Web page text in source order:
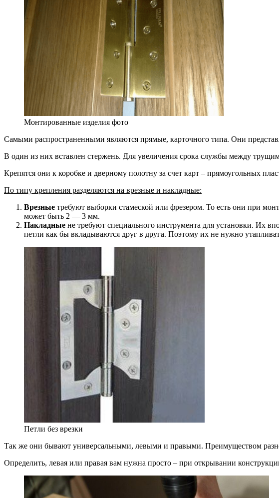
Монтированные изделия фото
Самыми распространенными являются прямые, карточного типа. Они
В один из них вставлен стержень. Для увеличения срока службы между
Крепятся они к коробке и дверному полотну за счет карт – прямоугольных
По типу крепления разделяются на врезные и накладные:
Врезные требуют выборки стамеской или фрезером. То есть они при
может быть 2 — 3 мм.
Накладные не требуют специального инструмента для установки. Их
петли как бы вкладываются друг в друга. Поэтому их не нужно
Петли без врезки
Так же они бывают универсальными, левыми и правыми. Преимуществом
Определить, левая или правая вам нужна просто – при открывании